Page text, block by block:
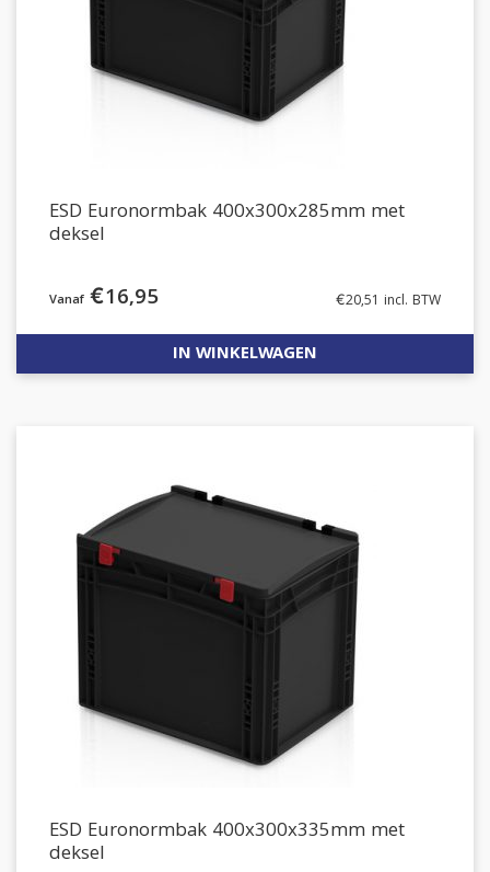
ESD Euronormbak 400x300x285mm met
deksel
€16,95 €20,51 incl. BTW
IN WINKELWAGEN
ESD Euronormbak 400x300x335mm met
deksel